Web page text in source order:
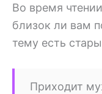
Во время
близок ли вам
тему есть
Приходит